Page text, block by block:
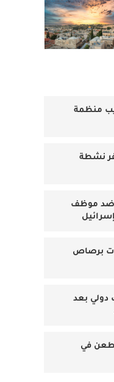
منظمة
نشطة
ضد موظف
برصاص
دولي بعد
في